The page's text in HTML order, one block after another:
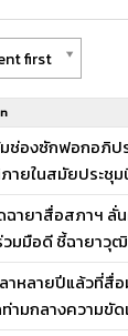
first
มช่องซักฟอกอภิ
ยในสมัยประชุม
ายาสื่อสภาฯ ลั่
วมมือดี ชี้ฉายาวุ
ลาหลายปีแล้วที่
ท่ามกลางความขั